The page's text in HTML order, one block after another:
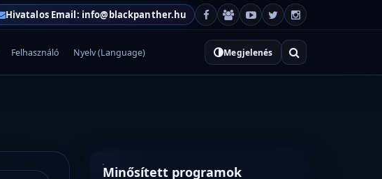
Hivatalos Email: info@blackpanther.hu
Felhasználó Nyelv (Language) Megjelenés
Minősített programok